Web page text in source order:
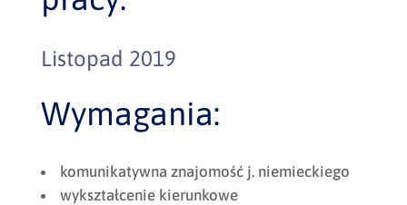
Listopad 2019
Wymagania:
komunikatywna znajomość j. niemieckiego
wykształcenie kierunkowe